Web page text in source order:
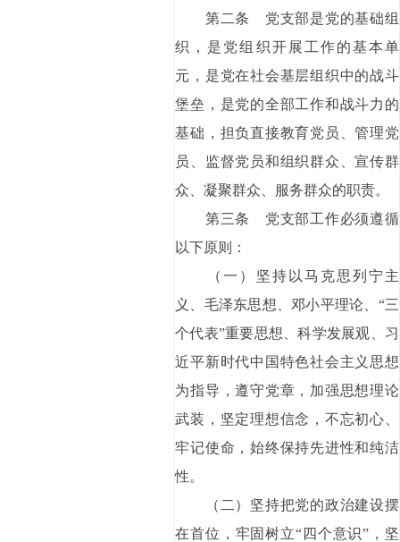
第二条 党支部是党的基础组
织，是党组织开展工作的基本单
元，是党在社会基层组织中的战斗
堡垒，是党的全部工作和战斗力的
基础，担负直接教育党员、管理党
员、监督党员和组织群众、宣传群
众、凝聚群众、服务群众的职责。
第三条 党支部工作必须遵循
以下原则：
（一）坚持以马克思列宁主
义、毛泽东思想、邓小平理论、“三
个代表”重要思想、科学发展观、习
近平新时代中国特色社会主义思想
为指导，遵守党章，加强思想理论
武装，坚定理想信念，不忘初心、
牢记使命，始终保持先进性和纯洁
性。
（二）坚持把党的政治建设摆
在首位，牢固树立“四个意识”，坚